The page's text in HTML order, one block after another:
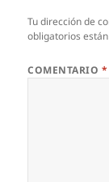
Tu dirección de
obligatorios
COMENTARIO *